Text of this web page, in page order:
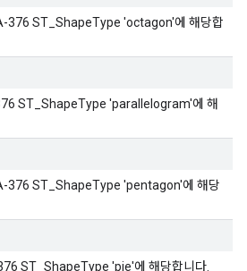
376 ST_ShapeType 'octagon'에 해당합
ST_ShapeType 'parallelogram'에 해
376 ST_ShapeType 'pentagon'에 해당
ST_ShapeType 'pie'에 해당합니다.